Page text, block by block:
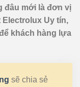
đâu mới là đơn vị
Uy tín,
khách hàng lựa
sẽ chia sẻ